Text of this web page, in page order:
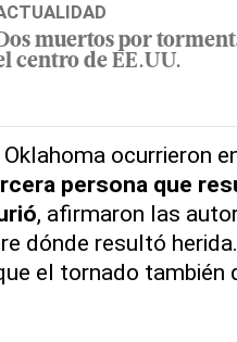
muertos por
centro de EE.UU.
ocurrieron
persona que
, afirmaron las
dónde resultó
el tornado también